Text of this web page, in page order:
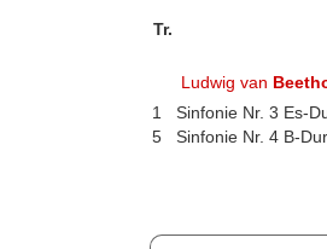
Tr.
Ludwig van
1
Sinfonie Nr. 3 Es-
5
Sinfonie Nr. 4 B-